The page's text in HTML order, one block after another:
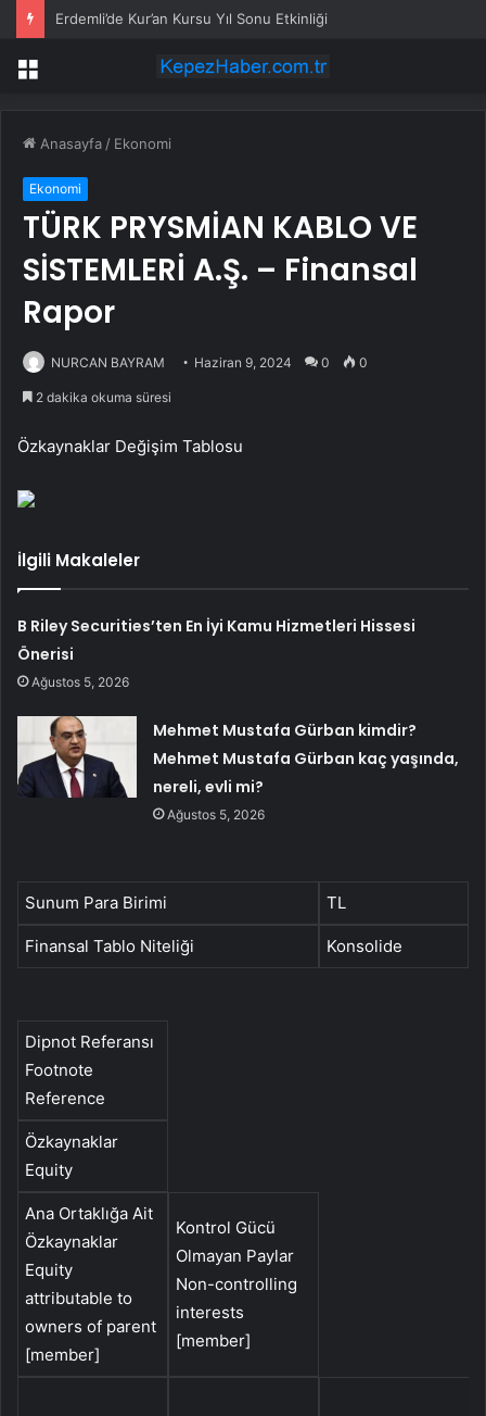
Erdemli’de Kur’an Kursu Yıl Sonu Etkinliği
Menü
Anasayfa / Ekonomi
Ekonomi
TÜRK PRYSMİAN KABLO VE
SİSTEMLERİ A.Ş. – Finansal
Rapor
NURCAN BAYRAM Haziran 9, 2024 0 0
2 dakika okuma süresi
Özkaynaklar Değişim Tablosu
İlgili Makaleler
B Riley Securities’ten En İyi Kamu Hizmetleri Hissesi
Önerisi
Ağustos 5, 2026
Mehmet Mustafa Gürban kimdir?
Mehmet Mustafa Gürban kaç yaşında,
nereli, evli mi?
Ağustos 5, 2026
Sunum Para Birimi TL
Finansal Tablo Niteliği Konsolide
Dipnot Referansı
Footnote
Reference
Özkaynaklar
Equity
Ana Ortaklığa Ait
Özkaynaklar
Equity
attributable to
owners of parent
[member]
Kontrol Gücü
Olmayan Paylar
Non-controlling
interests
[member]